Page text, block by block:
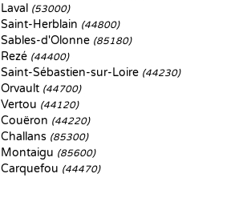
Laval (53000)
Saint-Herblain (44800)
Sables-d'Olonne (85180)
Rezé (44400)
Saint-Sébastien-sur-Loire (44230)
Orvault (44700)
Vertou (44120)
Couëron (44220)
Challans (85300)
Montaigu (85600)
Carquefou (44470)